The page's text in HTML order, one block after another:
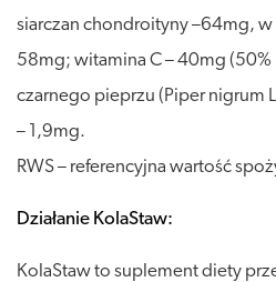
siarczan chondroityny –64mg,
58mg; witamina C – 40mg
czarnego pieprzu (Piper nigrum
– 1,9mg.
RWS – referencyjna wartość
Działanie KolaStaw:
KolaStaw to suplement diety